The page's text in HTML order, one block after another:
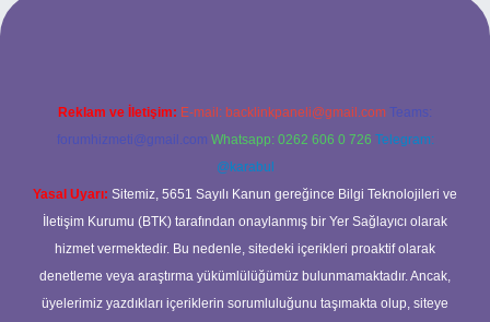
giriş
Reklam ve İletişim: E-mail: backlinkpaneli@gmail.com Teams:
forumhizmeti@gmail.com Whatsapp: 0262 606 0 726 Telegram:
@karabul
Yasal Uyarı: Sitemiz, 5651 Sayılı Kanun gereğince Bilgi Teknolojileri ve
İletişim Kurumu (BTK) tarafından onaylanmış bir Yer Sağlayıcı olarak
hizmet vermektedir. Bu nedenle, sitedeki içerikleri proaktif olarak
denetleme veya araştırma yükümlülüğümüz bulunmamaktadır. Ancak,
üyelerimiz yazdıkları içeriklerin sorumluluğunu taşımakta olup, siteye